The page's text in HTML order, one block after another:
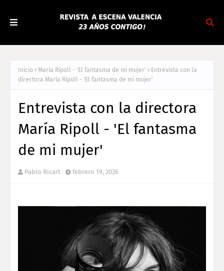
Inicio María Ripoll - 'El fantasma de mi mujer'
Entrevista con la
directora María Ripoll - 'El fantasma de mi mujer'
Entrevista con la directora
María Ripoll - 'El fantasma
de mi mujer'
Pablo Ricart febrero 19, 2026